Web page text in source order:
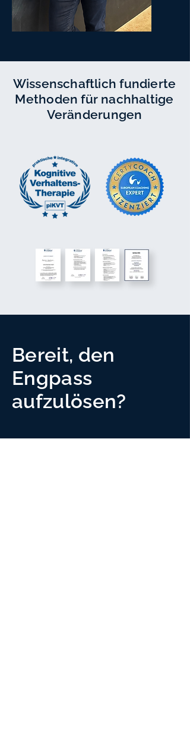
Wissenschaftlich fundierte
Methoden für nachhaltige
Veränderungen
Bereit, den
Engpass
aufzulösen?